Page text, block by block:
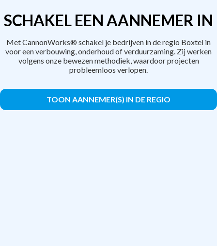
SCHAKEL EEN AANNEMER IN
Met CannonWorks® schakel je bedrijven in de regio Boxtel in
voor een verbouwing, onderhoud of verduurzaming. Zij werken
volgens onze bewezen methodiek, waardoor projecten
probleemloos verlopen.
TOON AANNEMER(S) IN DE REGIO